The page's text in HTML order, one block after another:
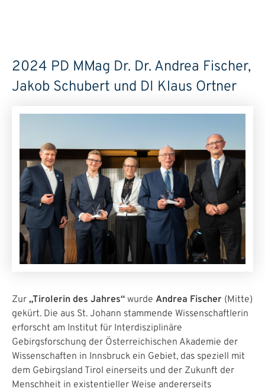
2024 PD MMag Dr. Dr. Andrea Fischer,
Jakob Schubert und DI Klaus Ortner
Zur „Tirolerin des Jahres“ wurde Andrea Fischer (Mitte)
gekürt. Die aus St. Johann stammende Wissenschaftlerin
erforscht am Institut für Interdisziplinäre
Gebirgsforschung der Österreichischen Akademie der
Wissenschaften in Innsbruck ein Gebiet, das speziell mit
dem Gebirgsland Tirol einerseits und der Zukunft der
Menschheit in existentieller Weise andererseits